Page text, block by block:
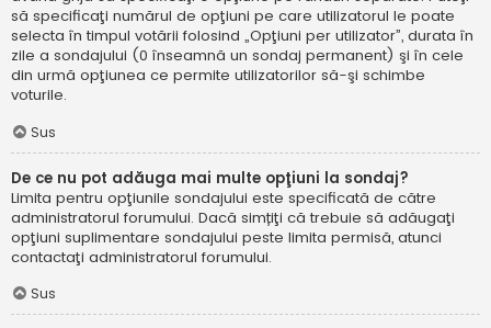
să specificaţi numărul de opţiuni pe care utilizatorul le poate
selecta în timpul votării folosind „Opţiuni per utilizator”, durata în
zile a sondajului (0 înseamnă un sondaj permanent) şi în cele
din urmă opţiunea ce permite utilizatorilor să-şi schimbe
voturile.
Sus
De ce nu pot adăuga mai multe opţiuni la sondaj?
Limita pentru opţiunile sondajului este specificată de către
administratorul forumului. Dacă simțiţi că trebuie să adăugaţi
opţiuni suplimentare sondajului peste limita permisă, atunci
contactaţi administratorul forumului.
Sus